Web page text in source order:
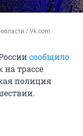
/ Vk.com
сообщило
на трассе
полиция